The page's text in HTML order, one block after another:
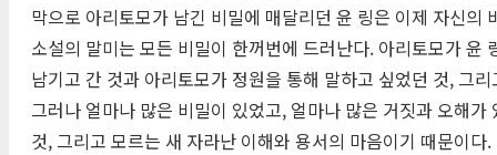
막으로 아리토모가 남긴 비밀에 매달리던 윤 링은 이제 자신의
소설의 말미는 모든 비밀이 한꺼번에 드러난다. 아리토모가
남기고 간 것과 아리토모가 정원을 통해 말하고 싶었던 것, 그
그러나 얼마나 많은 비밀이 있었고, 얼마나 많은 거짓과 오해
것, 그리고 모르는 새 자라난 이해와 용서의 마음이기 때문이다.